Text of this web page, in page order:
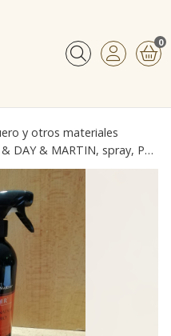
Buscar
0
y otros materiales
Belvoir Tack Conditioner CARR & DAY & MARTIN, spray, PASO 2, acondicionador de cuero